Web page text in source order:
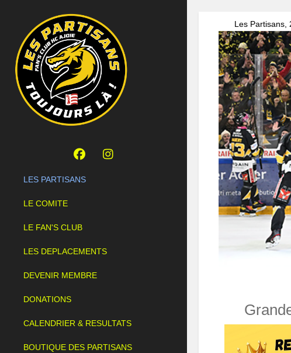
LES PARTISANS
LE COMITE
LE FAN'S CLUB
LES DEPLACEMENTS
DEVENIR MEMBRE
DONATIONS
CALENDRIER & RESULTATS
BOUTIQUE DES PARTISANS
Les Partisans,